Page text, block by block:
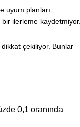
uyum planları
ilerleme kaydetmiyor.
çekiliyor. Bunlar
0,1 oranında